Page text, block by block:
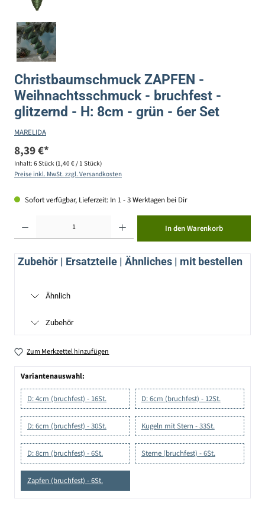
Christbaumschmuck ZAPFEN -
Weihnachtsschmuck - bruchfest -
glitzernd - H: 8cm - grün - 6er Set
MARELIDA
8,39 €*
Inhalt: 6 Stück (1,40 € / 1 Stück)
Preise inkl. MwSt. zzgl. Versandkosten
Sofort verfügbar, Lieferzeit: In 1 - 3 Werktagen bei Dir
In den Warenkorb
Zubehör | Ersatzteile | Ähnliches | mit bestellen
Ähnlich
Zubehör
Zum Merkzettel hinzufügen
Variantenauswahl:
D: 4cm (bruchfest) - 16St. D: 6cm (bruchfest) - 12St.
D: 6cm (bruchfest) - 30St. Kugeln mit Stern - 33St.
D: 8cm (bruchfest) - 6St. Sterne (bruchfest) - 6St.
Zapfen (bruchfest) - 6St.